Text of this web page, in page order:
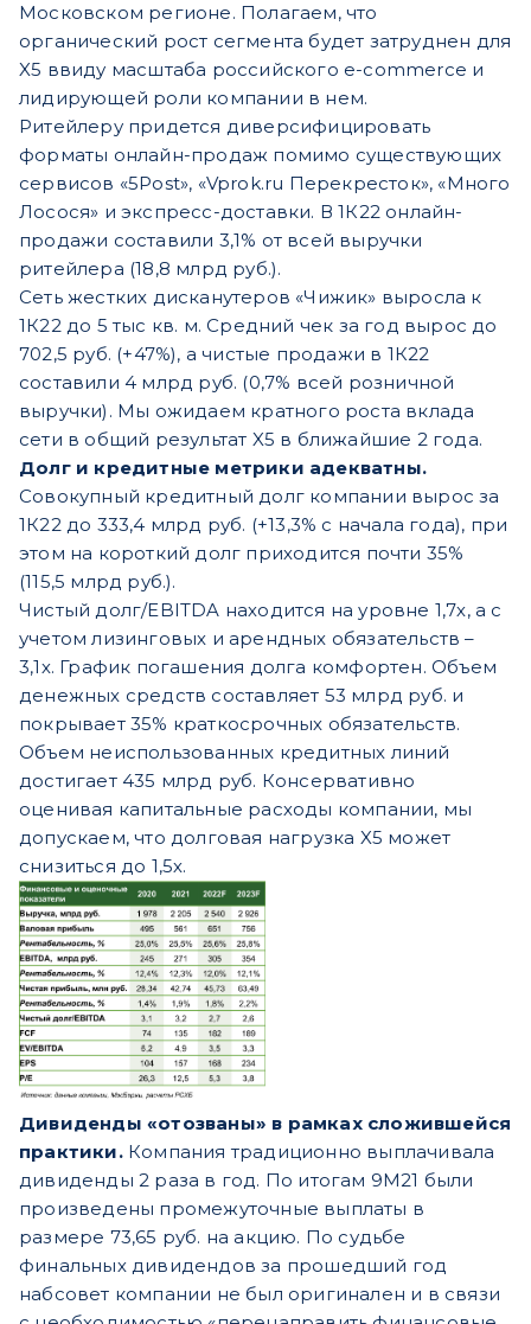
Московском регионе. Полагаем, что
органический рост сегмента будет затруднен для
X5 ввиду масштаба российского e-commercе и
лидирующей роли компании в нем.
Ритейлеру придется диверсифицировать
форматы онлайн-продаж помимо существующих
сервисов «5Post», «Vprok.ru Перекресток», «Много
Лосося» и экспресс-доставки. В 1К22 онлайн-
продажи составили 3,1% от всей выручки
ритейлера (18,8 млрд руб.).
Сеть жестких дисканутеров «Чижик» выросла к
1К22 до 5 тыс кв. м. Средний чек за год вырос до
702,5 руб. (+47%), а чистые продажи в 1К22
составили 4 млрд руб. (0,7% всей розничной
выручки). Мы ожидаем кратного роста вклада
сети в общий результат X5 в ближайшие 2 года.
Долг и кредитные метрики адекватны.
Совокупный кредитный долг компании вырос за
1К22 до 333,4 млрд руб. (+13,3% с начала года), при
этом на короткий долг приходится почти 35%
(115,5 млрд руб.).
Чистый долг/EBITDA находится на уровне 1,7х, а с
учетом лизинговых и арендных обязательств –
3,1х. График погашения долга комфортен. Объем
денежных средств составляет 53 млрд руб. и
покрывает 35% краткосрочных обязательств.
Объем неиспользованных кредитных линий
достигает 435 млрд руб. Консервативно
оценивая капитальные расходы компании, мы
допускаем, что долговая нагрузка X5 может
снизиться до 1,5х.
Дивиденды «отозваны» в рамках сложившейся
практики. Компания традиционно выплачивала
дивиденды 2 раза в год. По итогам 9М21 были
произведены промежуточные выплаты в
размере 73,65 руб. на акцию. По судьбе
финальных дивидендов за прошедший год
набсовет компании не был оригинален и в связи